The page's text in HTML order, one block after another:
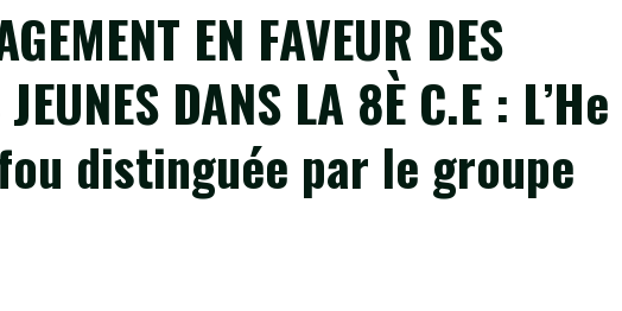
EN FAVEUR DES
DANS LA 8È C.E : L’He
distinguée par le groupe